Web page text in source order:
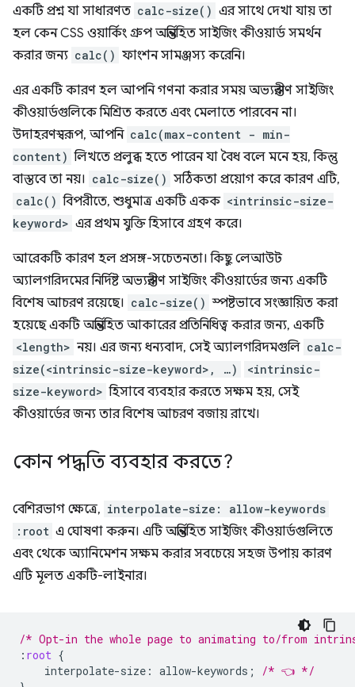
একটি প্রশ্ন যা সাধারণত calc-size() এর সাথে দেখা যায় তা
হল কেন CSS ওয়ার্কিং গ্রুপ অন্তর্নিহিত সাইজিং কীওয়ার্ড সমর্থন
করার জন্য calc() ফাংশন সামঞ্জস্য করেনি।
এর একটি কারণ হল আপনি গণনা করার সময় অভ্যন্তরীণ সাইজিং
কীওয়ার্ডগুলিকে মিশ্রিত করতে এবং মেলাতে পারবেন না।
উদাহরণস্বরূপ, আপনি calc(max-content - min-
content) লিখতে প্রলুব্ধ হতে পারেন যা বৈধ বলে মনে হয়, কিন্তু
বাস্তবে তা নয়। calc-size() সঠিকতা প্রয়োগ করে কারণ এটি,
calc() বিপরীতে, শুধুমাত্র একটি একক <intrinsic-size-
keyword> এর প্রথম যুক্তি হিসাবে গ্রহণ করে।
আরেকটি কারণ হল প্রসঙ্গ-সচেতনতা। কিছু লেআউট
অ্যালগরিদমের নির্দিষ্ট অভ্যন্তরীণ সাইজিং কীওয়ার্ডের জন্য একটি
বিশেষ আচরণ রয়েছে। calc-size() স্পষ্টভাবে সংজ্ঞায়িত করা
হয়েছে একটি অন্তর্নিহিত আকারের প্রতিনিধিত্ব করার জন্য, একটি
<length> নয়। এর জন্য ধন্যবাদ, সেই অ্যালগরিদমগুলি calc-
size(<intrinsic-size-keyword>, …)
<intrinsic-
size-keyword> হিসাবে ব্যবহার করতে সক্ষম হয়, সেই
কীওয়ার্ডের জন্য তার বিশেষ আচরণ বজায় রাখে।
কোন পদ্ধতি ব্যবহার করতে?
বেশিরভাগ ক্ষেত্রে, interpolate-size: allow-keywords
:root এ ঘোষণা করুন। এটি অন্তর্নিহিত সাইজিং কীওয়ার্ডগুলিতে
এবং থেকে অ্যানিমেশন সক্ষম করার সবচেয়ে সহজ উপায় কারণ
এটি মূলত একটি-লাইনার।
/* Opt-in the whole page to animating to/from
: root {
interpolate-size : allow-keywords ;
/* 👈 */